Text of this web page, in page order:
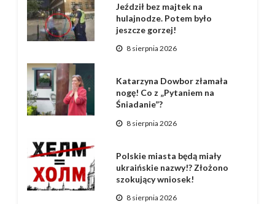
Jeździł bez majtek na
hulajnodze. Potem było
jeszcze gorzej!
8 sierpnia 2026
Katarzyna Dowbor złamała
nogę! Co z „Pytaniem na
Śniadanie”?
8 sierpnia 2026
Polskie miasta będą miały
ukraińskie nazwy!? Złożono
szokujący wniosek!
8 sierpnia 2026